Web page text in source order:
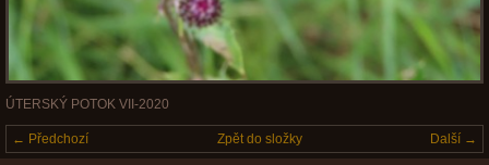
ÚTERSKÝ POTOK VII-2020
← Předchozí Další →
Zpět do složky